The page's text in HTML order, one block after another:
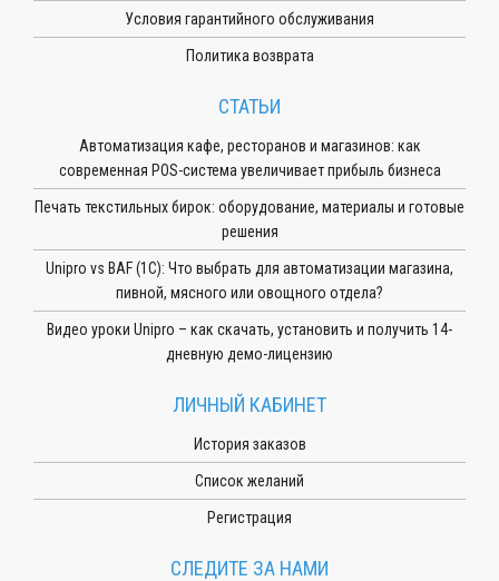
Условия гарантийного обслуживания
Политика возврата
СТАТЬИ
Автоматизация кафе, ресторанов и магазинов: как
современная POS-система увеличивает прибыль бизнеса
Печать текстильных бирок: оборудование, материалы и готовые
решения
Unipro vs BAF (1С): Что выбрать для автоматизации магазина,
пивной, мясного или овощного отдела?
Видео уроки Unipro – как скачать, установить и получить 14-
дневную демо-лицензию
ЛИЧНЫЙ КАБИНЕТ
История заказов
Список желаний
Регистрация
СЛЕДИТЕ ЗА НАМИ